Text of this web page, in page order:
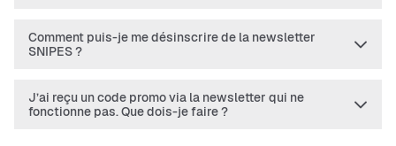
Comment puis-je me désinscrire de la newsletter
SNIPES ?
J’ai reçu un code promo via la newsletter qui ne
fonctionne pas. Que dois-je faire ?